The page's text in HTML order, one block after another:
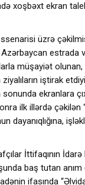
xoşbəxt ekran
üzrə
estrada
müşayiət
ziyalıların iştirak
sonunda ekranlara
ilk illərdə çəkilən
dayanıqlığına,
İttifaqının
baş tutan anım
ifasında